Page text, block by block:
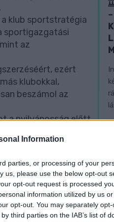
Information
parties, or processing of your
us, please use the below opt-out
opt-out request is processed
information utilized by us
opt-out. You may separately
third parties on the IAB’s list of
klub sportstratégia
sportigazgatási
az
ezért
klubokkal,
beszámol az
a nyilvánosság előtt,
fenntartására és